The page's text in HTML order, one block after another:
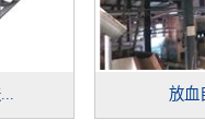
放血